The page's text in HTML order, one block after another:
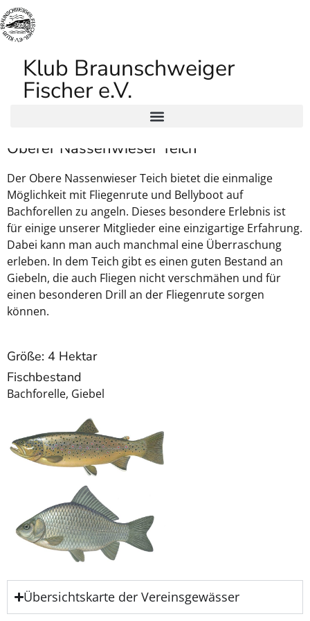
Klub Braunschweiger
Fischer e.V.
Oberer Nassenwieser Teich
Der Obere Nassenwieser Teich bietet die einmalige
Möglichkeit mit Fliegenrute und Bellyboot auf
Bachforellen zu angeln. Dieses besondere Erlebnis ist
für einige unserer Mitglieder eine einzigartige Erfahrung.
Dabei kann man auch manchmal eine Überraschung
erleben. In dem Teich gibt es einen guten Bestand an
Giebeln, die auch Fliegen nicht verschmähen und für
einen besonderen Drill an der Fliegenrute sorgen
können.
Größe: 4 Hektar
Fischbestand
Bachforelle, Giebel
Übersichtskarte der Vereinsgewässer